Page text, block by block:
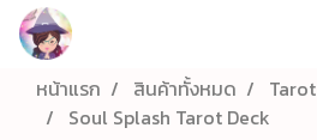
หน้าแรก สินค้าทั้งหมด
Tarot
Soul Splash Tarot Deck